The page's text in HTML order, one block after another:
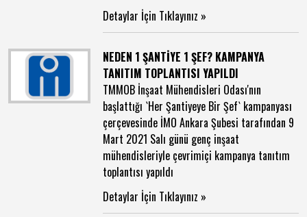
Detaylar İçin Tıklayınız »
NEDEN 1 ŞANTİYE 1 ŞEF? KAMPANYA
TANITIM TOPLANTISI YAPILDI
TMMOB İnşaat Mühendisleri Odası'nın
başlattığı `Her Şantiyeye Bir Şef` kampanyası
çerçevesinde İMO Ankara Şubesi tarafından 9
Mart 2021 Salı günü genç inşaat
mühendisleriyle çevrimiçi kampanya tanıtım
toplantısı yapıldı
Detaylar İçin Tıklayınız »